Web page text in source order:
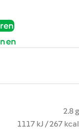
2.8 g
1117 kJ / 267 kcal